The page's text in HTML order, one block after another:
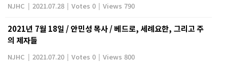
NJHC | 2021.07.28 | Votes 0 | Views 790
2021년 7월 18일 / 안민성 목사 / 베드로, 세례요한, 그리고 주
의 제자들
NJHC | 2021.07.20 | Votes 0 | Views 800